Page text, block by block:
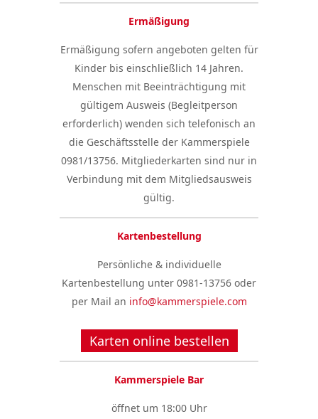
Ermäßigung
Ermäßigung sofern angeboten gelten für
Kinder bis einschließlich 14 Jahren.
Menschen mit Beeinträchtigung mit
gültigem Ausweis (Begleitperson
erforderlich) wenden sich telefonisch an
die Geschäftsstelle der Kammerspiele
0981/13756. Mitgliederkarten sind nur in
Verbindung mit dem Mitgliedsausweis
gültig.
Kartenbestellung
Persönliche & individuelle
Kartenbestellung unter 0981-13756 oder
per Mail an info@kammerspiele.com
Karten online bestellen
Kammerspiele Bar
öffnet um 18:00 Uhr